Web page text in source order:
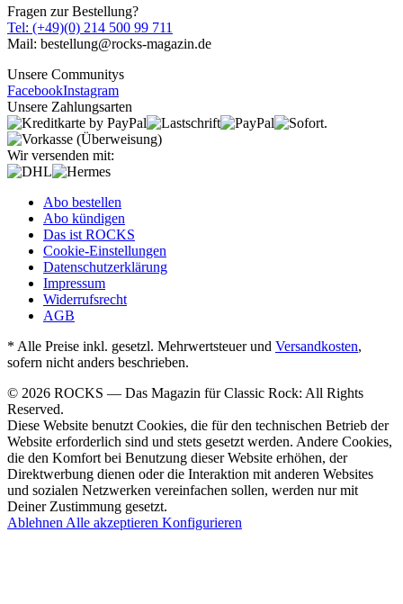
Fragen zur Bestellung?
Tel: (+49)(0) 214 500 99 711
Mail: bestellung@rocks-magazin.de
Unsere Communitys
FacebookInstagram
Unsere Zahlungsarten
Wir versenden mit:
Abo bestellen
Abo kündigen
Das ist ROCKS
Cookie-Einstellungen
Datenschutzerklärung
Impressum
Widerrufsrecht
AGB
* Alle Preise inkl. gesetzl. Mehrwertsteuer und Versandkosten,
sofern nicht anders beschrieben.
© 2026 ROCKS — Das Magazin für Classic Rock: All Rights
Reserved.
Diese Website benutzt Cookies, die für den technischen Betrieb der
Website erforderlich sind und stets gesetzt werden. Andere Cookies,
die den Komfort bei Benutzung dieser Website erhöhen, der
Direktwerbung dienen oder die Interaktion mit anderen Websites
und sozialen Netzwerken vereinfachen sollen, werden nur mit
Deiner Zustimmung gesetzt.
Ablehnen Alle akzeptieren Konfigurieren